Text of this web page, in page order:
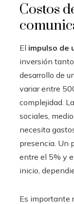
Costos
El impulso de
inversión
desarrollo de
variar entre
complejidad.
sociales,
necesita
presencia. Un
entre el 5% y
inicio,
Es importante